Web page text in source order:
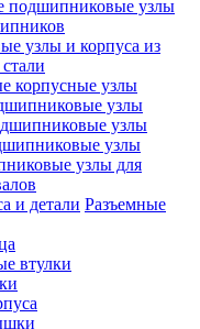
подшипниковые узлы
узлы и корпуса из
корпусные узлы
узлы
узлы
узлы
узлы для
Разъемные
втулки